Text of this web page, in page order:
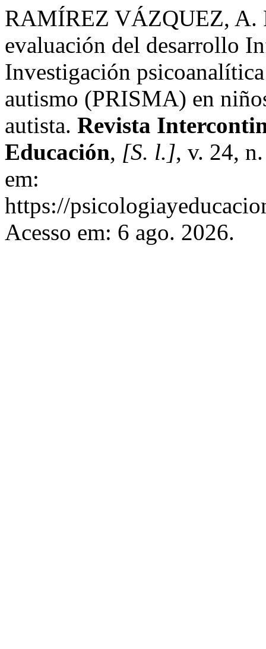
RAMÍREZ VÁZQUEZ, A.
evaluación del desarrollo
Investigación
autismo (PRISMA) en
autista. Revista
Educación, [S. l.], v. 24,
em:
https://
Acesso em: 6 ago. 2026.